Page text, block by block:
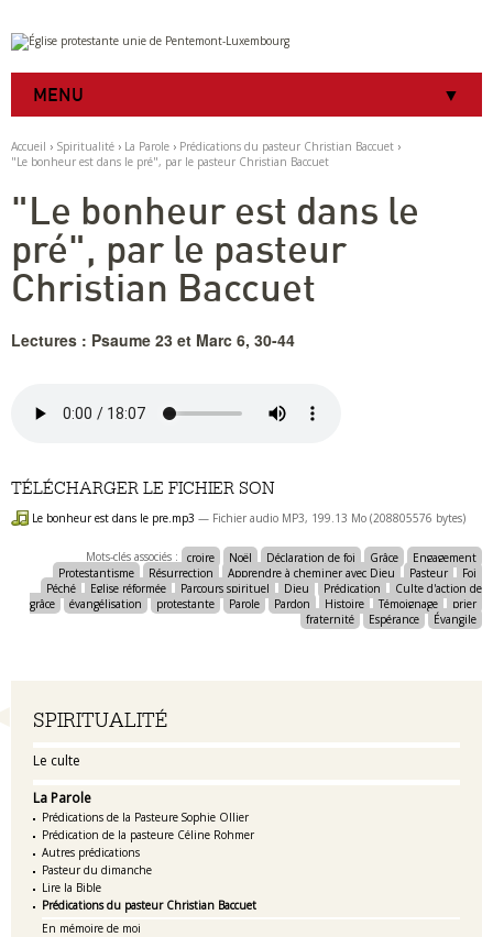
Aller
au
contenu.
à
navigation
Outils
personnels
MENU
Accueil › Spiritualité › La Parole › Prédications du pasteur Christian Baccuet ›
"Le bonheur est dans le pré", par le pasteur Christian Baccuet
Navigation
SPIRITUALITÉ
Le culte
La Parole
Prédications de la Pasteure Sophie Ollier
Prédication de la pasteure Céline Rohmer
Autres prédications
Pasteur du dimanche
Lire la Bible
Prédications du pasteur Christian Baccuet
En mémoire de moi
"Le bonheur est dans le
pré", par le pasteur
Christian Baccuet
Lectures : Psaume 23 et Marc 6, 30-44
TÉLÉCHARGER LE FICHIER SON
Le bonheur est dans le pre.mp3 — Fichier audio MP3, 199.13 Mo (208805576 bytes)
Mots-clés associés : croire Noël Déclaration de foi Grâce
Engagement
Protestantisme
Résurrection Apprendre à cheminer avec Dieu Pasteur
Foi
Péché
Eglise réformée Parcours spirituel Dieu Prédication
Culte d'action de
grâce
évangélisation protestante Parole Pardon Histoire Témoignage
prier
fraternité
Espérance Évangile